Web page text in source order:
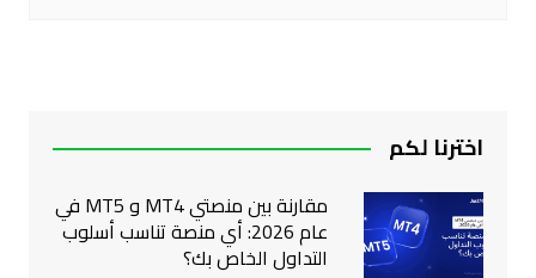
اخترنا لكم
مقارنة بين منصتي MT4 و MT5 في
عام 2026: أي منصة تناسب أسلوب
التداول الخاص بك؟